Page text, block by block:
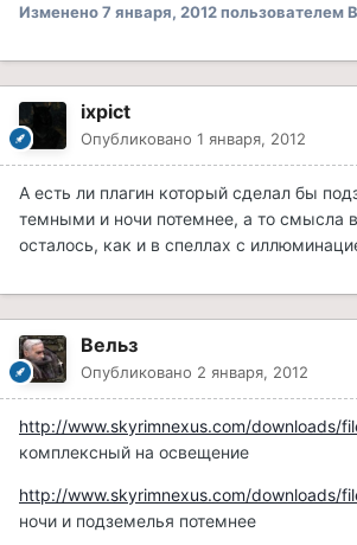
Изменено7 января, 2012пользователем
ixpict
Опубликовано 1 января, 2012
А есть ли плагин который сделал бы
темными и ночи потемнее, а то смысла
осталось, как и в спеллах с
Вельз
Опубликовано 2 января, 2012
http://www.skyrimnexus.com/downloads/
комплексный на освещение
http://www.skyrimnexus.com/downloads/
ночи и подземелья потемнее